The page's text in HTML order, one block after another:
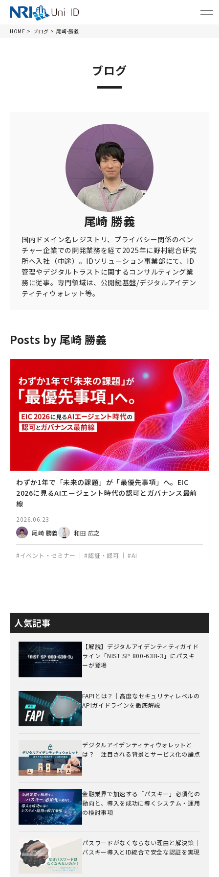
HOME ブログ 尾崎-勝義
ブログ
尾崎 勝義
国内ドメイン名レジストリ、プライバシー関係のベン
チャー企業での開発業務を経て2025年に野村総合研究
所へ入社（中途）。IDソリューション事業部にて、ID
管理やデジタルトラストに関するコンサルティング業
務に従事。専門領域は、公開鍵基盤/デジタルアイデン
ティティウォレット等。
Posts by 尾崎 勝義
わずか1年で「未来の課題」が「最優先事項」へ。EIC
2026に見るAIエージェント時代の認可とガバナンス最前
線
2026.06.23
尾崎 勝義
和田 広之
#イベント・セミナー #認証・認可 #AI
人気記事
【解説】デジタルアイデンティティガイド
ライン「NIST SP 800-63B-3」にパスキ
ーが登場
FAPIとは？｜高度なセキュリティレベルの
APIガイドラインを徹底解説
デジタルアイデンティティウォレットと
は？｜注目される背景とサービス化の論点
金融業界で加速する「パスキー」必須化の
動向と、導入を成功に導くシステム・運用
の検討事項
パスワードがなくならない理由と解決策｜
パスキー導入とID統合で安全な認証を実現